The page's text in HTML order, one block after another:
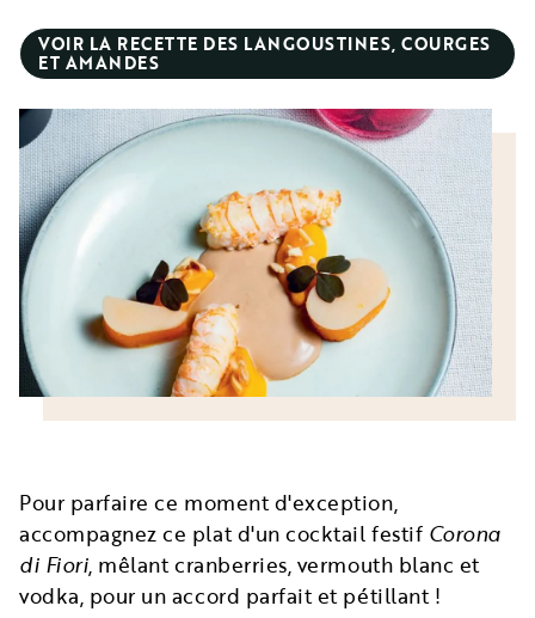
VOIR LA RECETTE DES LANGOUSTINES, COURGES
ET AMANDES
Pour parfaire ce moment d'exception,
accompagnez ce plat d'un cocktail festif Corona
di Fiori, mêlant cranberries, vermouth blanc et
vodka, pour un accord parfait et pétillant !